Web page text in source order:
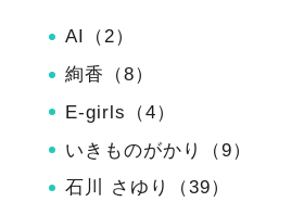
AI（2）
絢香（8）
E-girls（4）
いきものがかり（9）
石川 さゆり（39）